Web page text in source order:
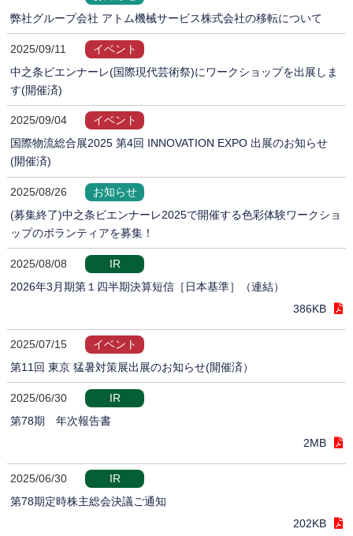
弊社グループ会社 アトム機械サービス株式会社の移転について
2025/09/11
イベント
中之条ビエンナーレ(国際現代芸術祭)にワークショップを出展しま
す(開催済)
2025/09/04
イベント
国際物流総合展2025 第4回 INNOVATION EXPO 出展のお知らせ
(開催済)
2025/08/26
お知らせ
(募集終了)中之条ビエンナーレ2025で開催する色彩体験ワークショ
ップのボランティアを募集！
2025/08/08
IR
2026年3月期第１四半期決算短信［日本基準］（連結）
386KB
2025/07/15
イベント
第11回 東京 猛暑対策展出展のお知らせ(開催済）
2025/06/30
IR
第78期 年次報告書
2MB
2025/06/30
IR
第78期定時株主総会決議ご通知
202KB